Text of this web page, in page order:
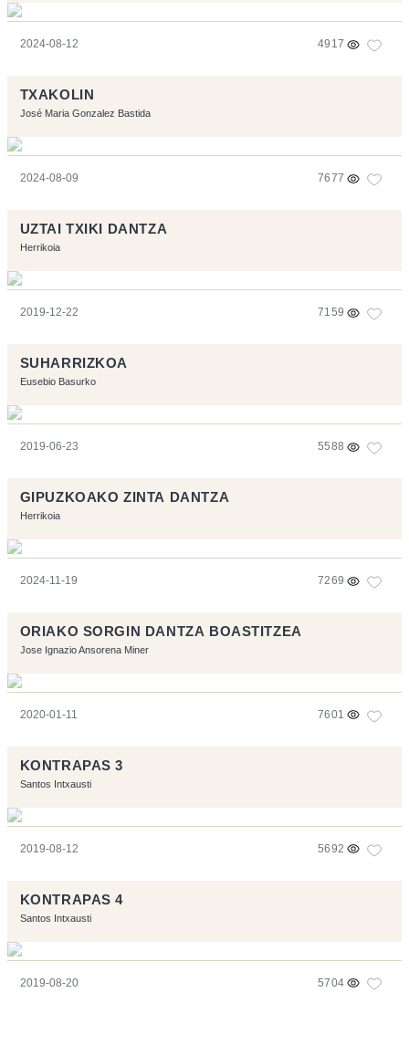
2024-08-12 4917
TXAKOLIN
José Maria Gonzalez Bastida
2024-08-09 7677
UZTAI TXIKI DANTZA
Herrikoia
2019-12-22 7159
SUHARRIZKOA
Eusebio Basurko
2019-06-23 5588
GIPUZKOAKO ZINTA DANTZA
Herrikoia
2024-11-19 7269
ORIAKO SORGIN DANTZA BOASTITZEA
Jose Ignazio Ansorena Miner
2020-01-11 7601
KONTRAPAS 3
Santos Intxausti
2019-08-12 5692
KONTRAPAS 4
Santos Intxausti
2019-08-20 5704